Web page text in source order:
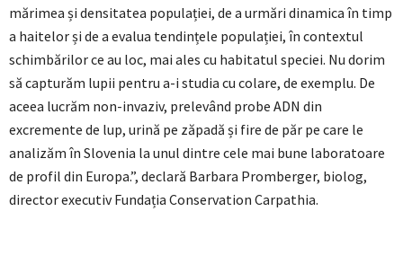
mărimea și densitatea populației, de a urmări dinamica în timp
a haitelor și de a evalua tendințele populației, în contextul
schimbărilor ce au loc, mai ales cu habitatul speciei. Nu dorim
să capturăm lupii pentru a-i studia cu colare, de exemplu. De
aceea lucrăm non-invaziv, prelevând probe ADN din
excremente de lup, urină pe zăpadă și fire de păr pe care le
analizăm în Slovenia la unul dintre cele mai bune laboratoare
de profil din Europa.”, declară Barbara Promberger, biolog,
director executiv Fundația Conservation Carpathia.